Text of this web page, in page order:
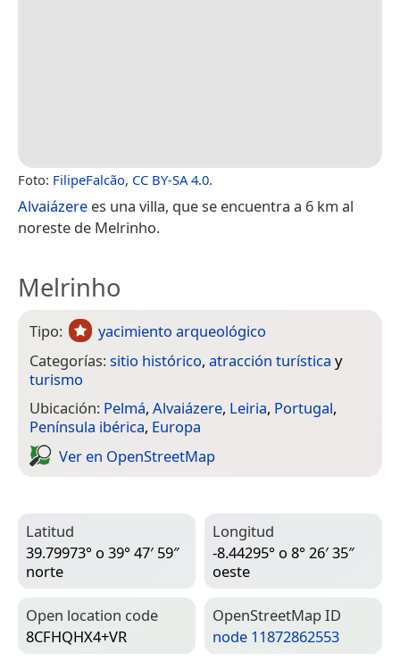
Foto: FilipeFalcão, CC BY-SA 4.0.
Alvaiázere es una villa, que se encuentra a 6 km al
noreste de Melrinho.
Melrinho
Tipo:
yacimiento arqueológico
Categorías:sitio histórico, atracción turística y
turismo
Ubicación: Pelmá, Alvaiázere, Leiria, Portugal,
Península ibérica, Europa
Ver en Open­Street­Map
Latitud
39.79973° o 39° 47′ 59″
norte
Longitud
-8.44295° o 8° 26′ 35″
oeste
Open location code
8CFHQHX4+VR
Open­Street­Map ID
node 11872862553